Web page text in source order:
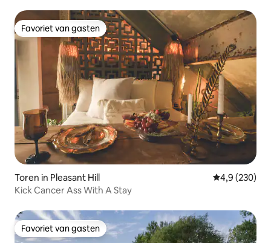
Favoriet van gasten
Favoriet van gasten
Toren in Pleasant Hill Gemiddelde
4,9 (230)
Kick Cancer Ass With A Stay
Favoriet van gasten
Favoriet van gasten